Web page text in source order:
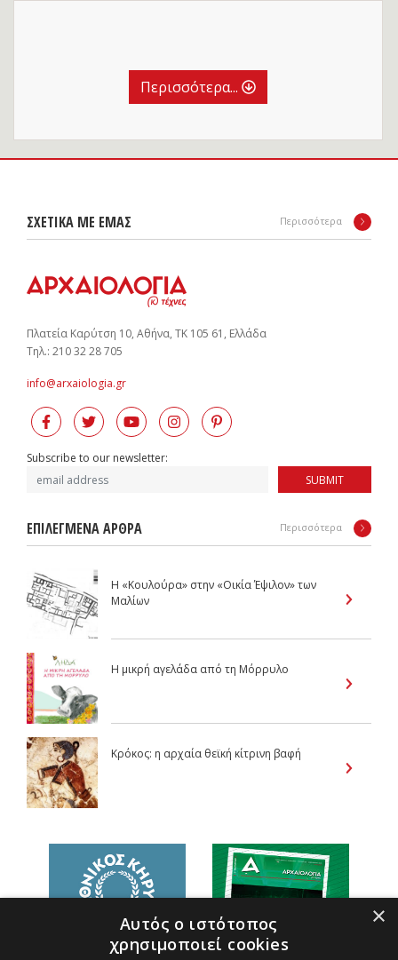
Περισσότερα...
ΣΧΕΤΙΚΑ ΜΕ ΕΜΑΣ Περισσότερα
Πλατεία Καρύτση 10, Αθήνα, ΤΚ 105 61, Ελλάδα
Tηλ.: 210 32 28 705
info@arxaiologia.gr
Subscribe to our newsletter:
SUBMIT
ΕΠΙΛΕΓΜΕΝΑ ΑΡΘΡΑ Περισσότερα
Η «Κουλούρα» στην «Οικία Έψιλον» των
Μαλίων
Η μικρή αγελάδα από τη Μόρρυλο
Κρόκος: η αρχαία θεϊκή κίτρινη βαφή
×
Αυτός ο ιστότοπος
χρησιμοποιεί cookies